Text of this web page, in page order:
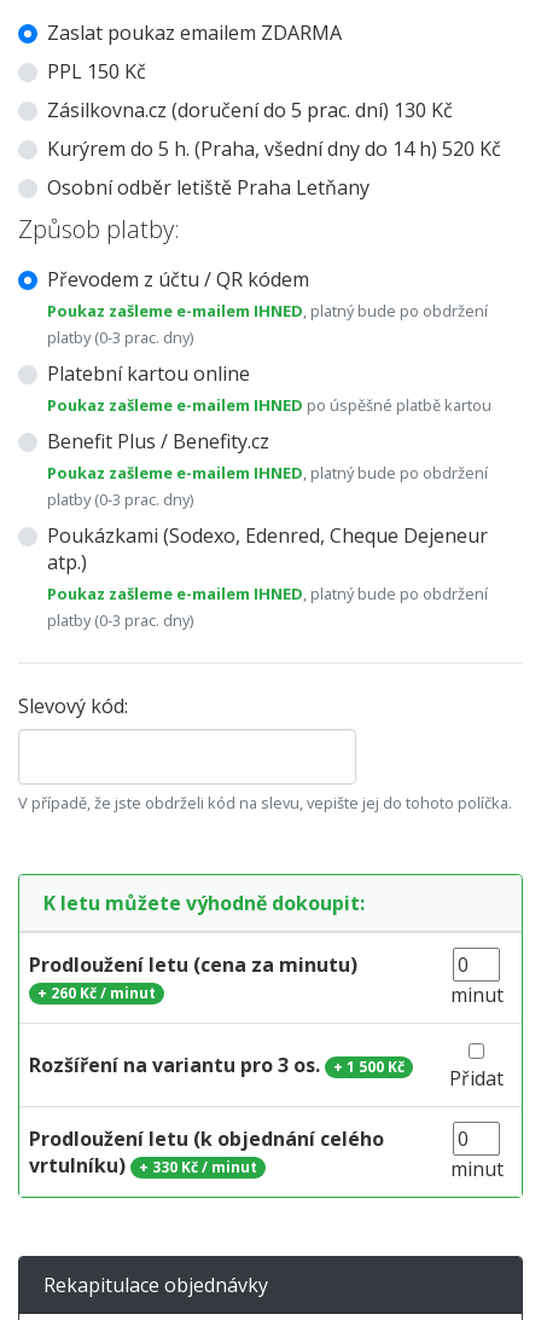
Zaslat poukaz emailem ZDARMA
PPL 150 Kč
Zásilkovna.cz (doručení do 5 prac. dní) 130 Kč
Kurýrem do 5 h. (Praha, všední dny do 14 h) 520 Kč
Osobní odběr letiště Praha Letňany
Způsob platby:
Převodem z účtu / QR kódem
Poukaz zašleme e-mailem IHNED, platný bude po obdržení
platby (0-3 prac. dny)
Platební kartou online
Poukaz zašleme e-mailem IHNED po úspěšné platbě kartou
Benefit Plus / Benefity.cz
Poukaz zašleme e-mailem IHNED, platný bude po obdržení
platby (0-3 prac. dny)
Poukázkami (Sodexo, Edenred, Cheque Dejeneur
atp.)
Poukaz zašleme e-mailem IHNED, platný bude po obdržení
platby (0-3 prac. dny)
Slevový kód:
V případě, že jste obdrželi kód na slevu, vepište jej do tohoto políčka.
K letu můžete výhodně dokoupit:
Prodloužení letu (cena za minutu)
+ 260 Kč / minut minut
Rozšíření na variantu pro 3 os. +1 500 Kč Přidat
Prodloužení letu (k objednání celého
vrtulníku)
+ 330 Kč / minut minut
Rekapitulace objednávky